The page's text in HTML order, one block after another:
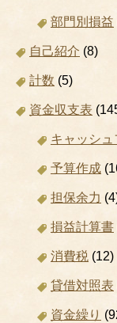
部門別損益
自己紹介 (8)
計数 (5)
資金収支表
キャッシュ
予算作成
担保余力
損益計算書
消費税 (12)
貸借対照表
資金繰り